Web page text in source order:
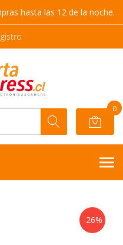
hasta las 12 de la noche.
0
-26%